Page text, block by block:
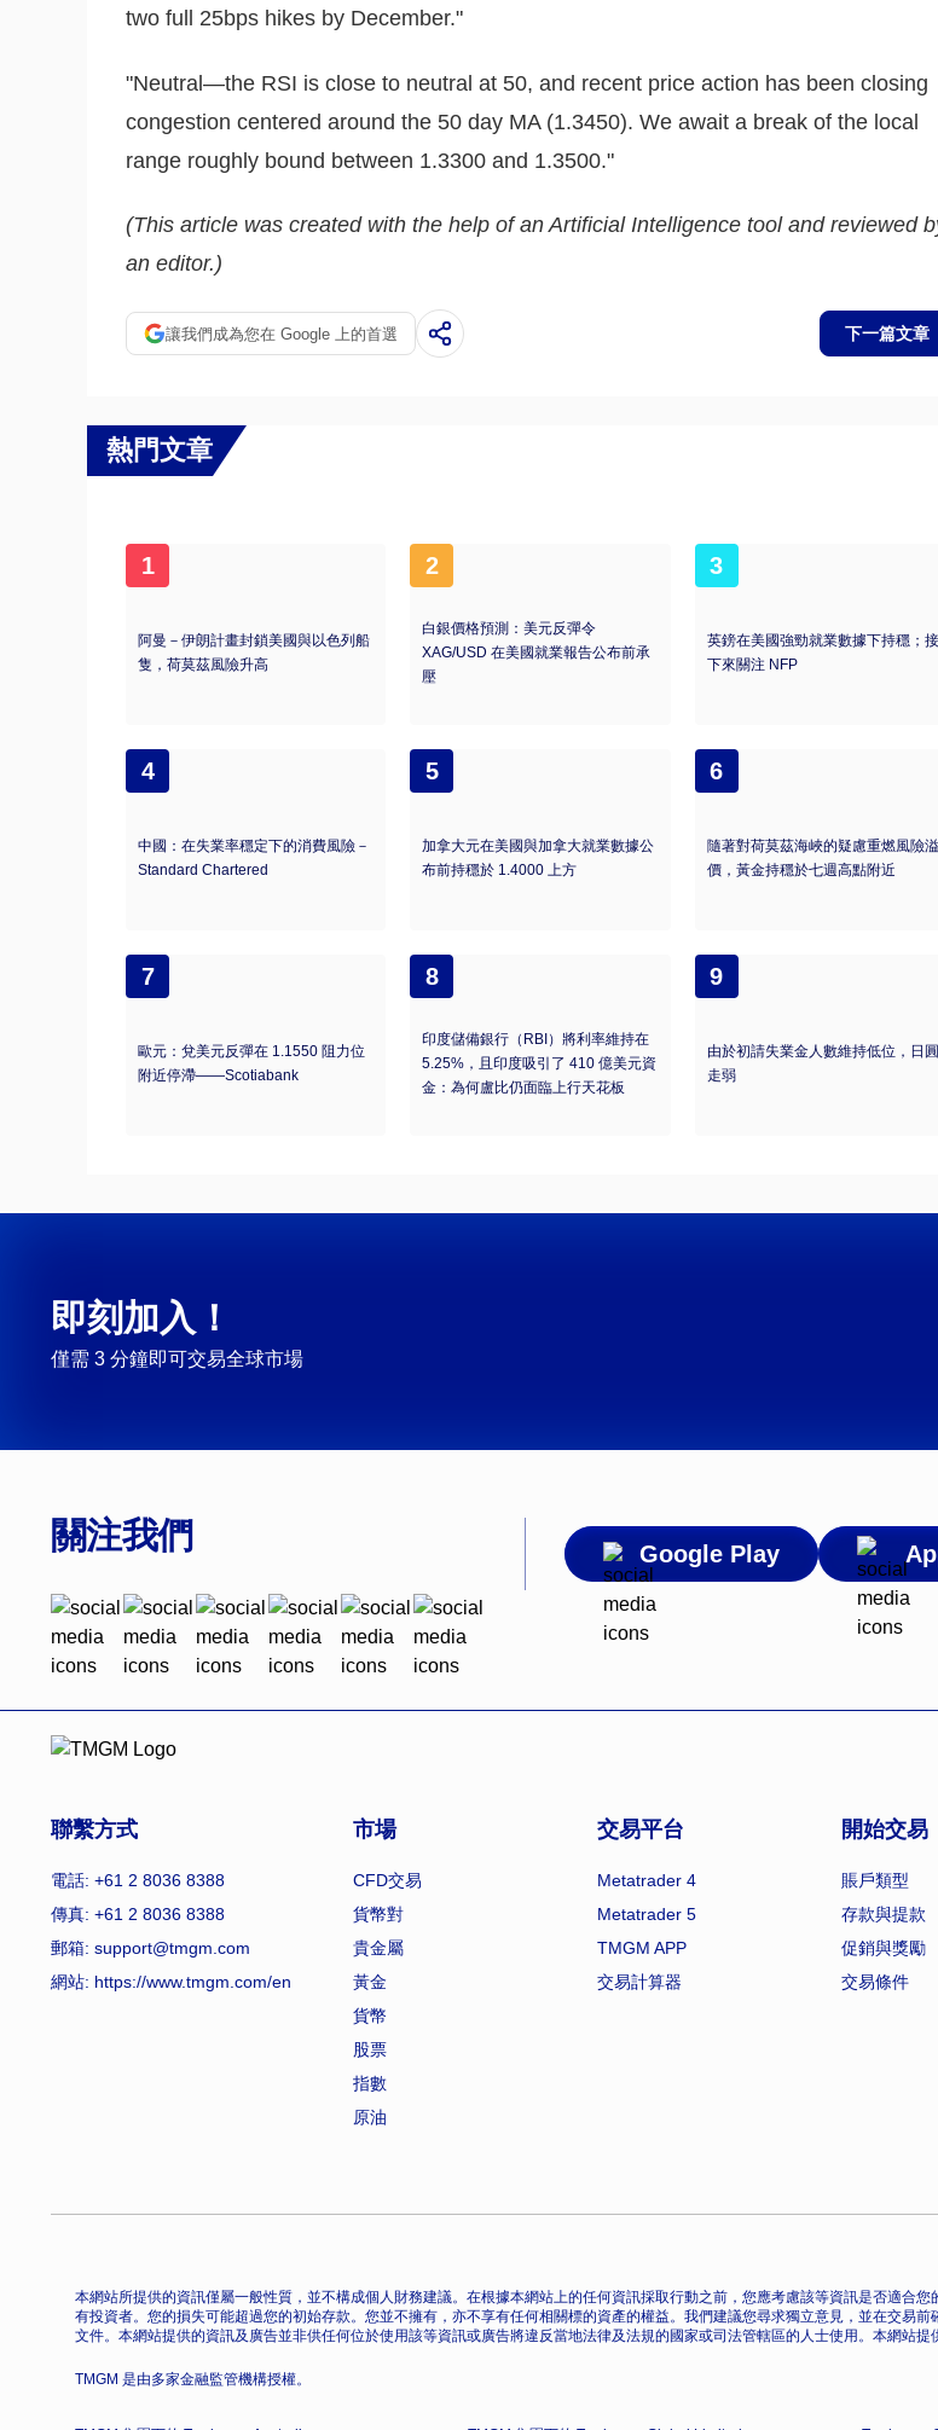
two full 25bps hikes by December."
"Neutral—the RSI is close to neutral at 50, and recent price action has been closing
congestion centered around the 50 day MA (1.3450). We await a break of the local
range roughly bound between 1.3300 and 1.3500."
(This article was created with the help of an Artificial Intelligence tool and reviewed
an editor.)
讓我們成為您在 Google 上的首選 下一篇文章
熱門文章
1
阿曼－伊朗計畫封鎖美國與以色列船
隻，荷莫茲風險升高
2
白銀價格預測：美元反彈令
XAG/USD 在美國就業報告公布前承
壓
3
英鎊在美國強勁就業數據下持穩；接
下來關注 NFP
4
中國：在失業率穩定下的消費風險－
Standard Chartered
5
加拿大元在美國與加拿大就業數據公
布前持穩於 1.4000 上方
6
隨著對荷莫茲海峽的疑慮重燃風險溢
價，黃金持穩於七週高點附近
7
歐元：兌美元反彈在 1.1550 阻力位
附近停滯——Scotiabank
8
印度儲備銀行（RBI）將利率維持在
5.25%，且印度吸引了 410 億美元資
金：為何盧比仍面臨上行天花板
9
由於初請失業金人數維持低位，日圓
走弱
即刻加入！
僅需 3 分鐘即可交易全球市場
關注我們 Google Play
聯繫方式
電話: +61 2 8036 8388
傳真: +61 2 8036 8388
郵箱: support@tmgm.com
網站: https://www.tmgm.com/en
市場
CFD交易
貨幣對
貴金屬
黃金
貨幣
股票
指數
原油
交易平台
Metatrader 4
Metatrader 5
TMGM APP
交易計算器
開始交易
賬戶類型
存款與提款
促銷與獎勵
交易條件
本網站所提供的資訊僅屬一般性質，並不構成個人財務建議。在根據本網站上的任何資訊採取行動之前，您應考慮該等資訊是否適合
有投資者。您的損失可能超過您的初始存款。您並不擁有，亦不享有任何相關標的資產的權益。我們建議您尋求獨立意見，並在交易
文件。本網站提供的資訊及廣告並非供任何位於使用該等資訊或廣告將違反當地法律及法規的國家或司法管轄區的人士使用。本網站提
TMGM 是由多家金融監管機構授權。